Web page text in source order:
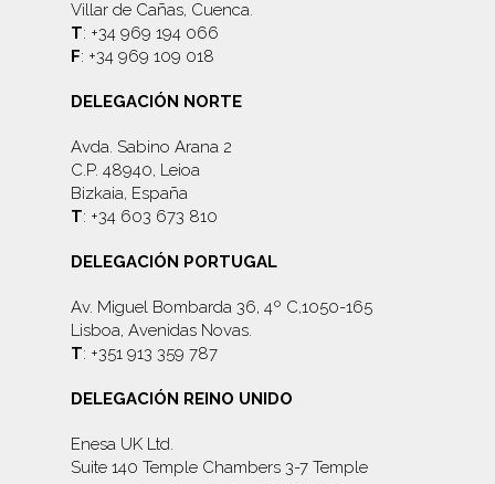
Villar de Cañas, Cuenca.
T: +34 969 194 066
F: +34 969 109 018
DELEGACIÓN NORTE
Avda. Sabino Arana 2
C.P. 48940, Leioa
Bizkaia, España
T: +34 603 673 810
DELEGACIÓN PORTUGAL
Av. Miguel Bombarda 36, 4º C,1050-165
Lisboa, Avenidas Novas.
T: +351 913 359 787
DELEGACIÓN REINO UNIDO
Enesa UK Ltd.
Suite 140 Temple Chambers 3-7 Temple